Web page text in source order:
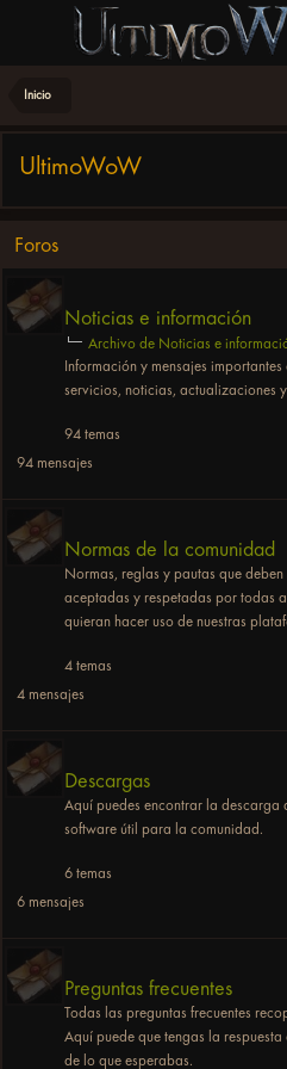
Inicio
UltimoWoW
Foros
Noticias e información
Archivo de Noticias e
Información y mensajes
servicios, noticias, actualizaciones
94 temas
94 mensajes
Normas de la comunidad
Normas, reglas y pautas que deben
aceptadas y respetadas por todas
quieran hacer uso de nuestras
4 temas
4 mensajes
Descargas
Aquí puedes encontrar la descarga
software útil para la comunidad.
6 temas
6 mensajes
Preguntas frecuentes
Todas las preguntas frecuentes
Aquí puede que tengas la
de lo que esperabas.